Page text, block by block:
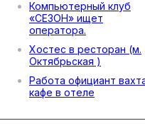
Компьютерный клуб
«СЕЗОН» ищет
оператора.
Хостес в ресторан (м.
Октябрьская )
Работа официант
кафе в отеле